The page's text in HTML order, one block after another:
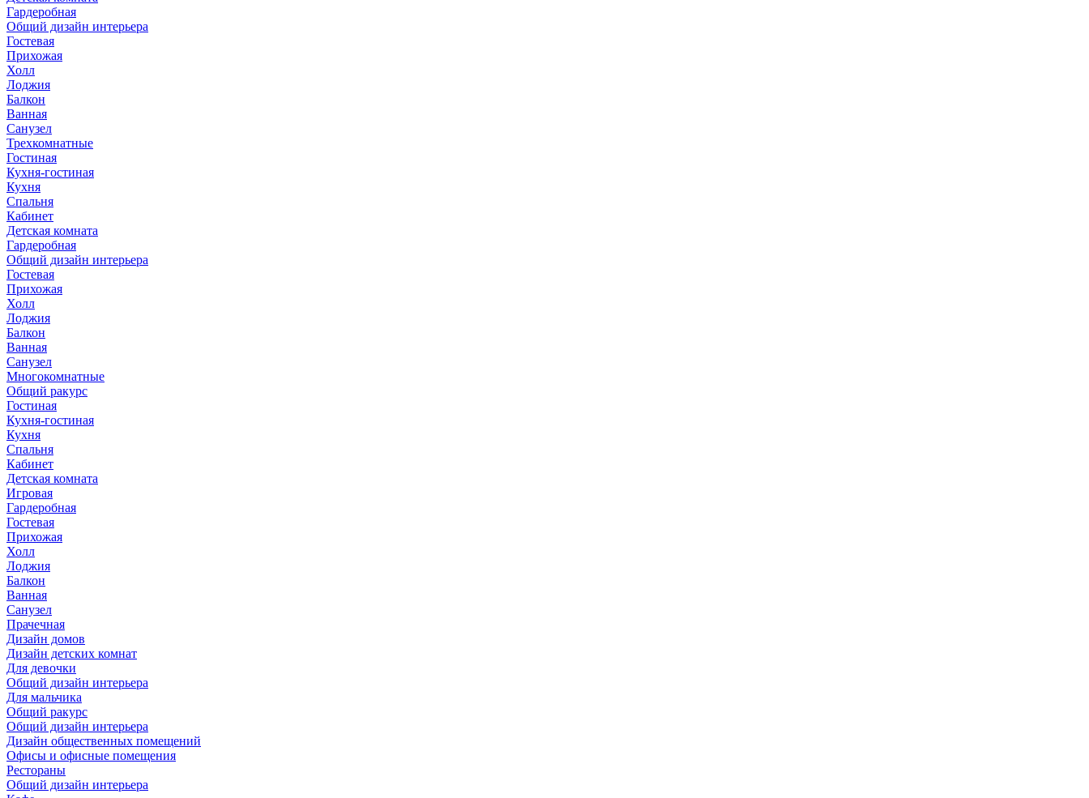
Гардеробная
Общий дизайн интерьера
Гостевая
Прихожая
Холл
Лоджия
Балкон
Ванная
Санузел
Трехкомнатные
Гостиная
Кухня-гостиная
Кухня
Спальня
Кабинет
Детская комната
Гардеробная
Общий дизайн интерьера
Гостевая
Прихожая
Холл
Лоджия
Балкон
Ванная
Санузел
Многокомнатные
Общий ракурс
Гостиная
Кухня-гостиная
Кухня
Спальня
Кабинет
Детская комната
Игровая
Гардеробная
Гостевая
Прихожая
Холл
Лоджия
Балкон
Ванная
Санузел
Прачечная
Дизайн домов
Дизайн детских комнат
Для девочки
Общий дизайн интерьера
Для мальчика
Общий ракурс
Общий дизайн интерьера
Дизайн общественных помещений
Офисы и офисные помещения
Рестораны
Общий дизайн интерьера